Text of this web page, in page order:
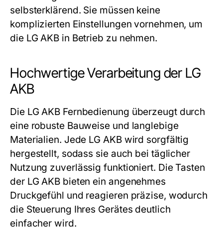
selbsterklärend. Sie müssen keine
komplizierten Einstellungen vornehmen, um
die LG AKB in Betrieb zu nehmen.
Hochwertige Verarbeitung der LG
AKB
Die LG AKB Fernbedienung überzeugt durch
eine robuste Bauweise und langlebige
Materialien. Jede LG AKBwird sorgfältig
hergestellt, sodass sie auch bei täglicher
Nutzung zuverlässig funktioniert. Die Tasten
der LG AKB bieten ein angenehmes
Druckgefühl und reagieren präzise, wodurch
die Steuerung Ihres Gerätes deutlich
einfacher wird.